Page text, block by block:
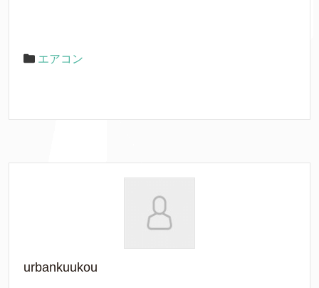
エアコン
urbankuukou